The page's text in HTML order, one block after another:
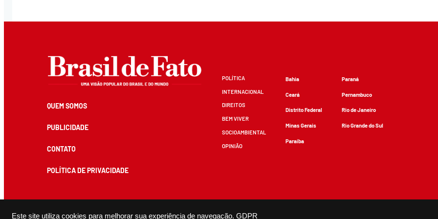
Este site utiliza cookies para melhorar sua experiência de navegação. GDPR
QUEM SOMOS
PUBLICIDADE
CONTATO
POLÍTICA DE PRIVACIDADE
POLÍTICA
INTERNACIONAL
DIREITOS
BEM VIVER
SOCIOAMBIENTAL
OPINIÃO
Bahia
Ceará
Distrito Federal
Minas Gerais
Paraíba
Paraná
Pernambuco
Rio de Janeiro
Rio Grande do Sul